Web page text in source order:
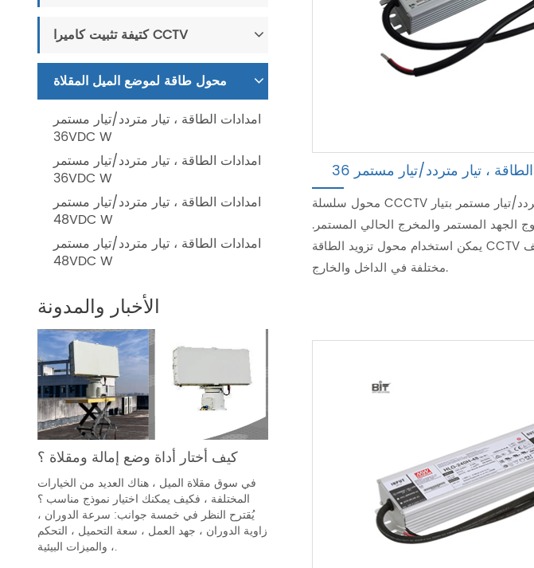
كتيفة تثبيت كاميرا CCTV
محول طاقة لموضع الميل المقلاة
امدادات الطاقة ، تيار متردد/تيار مستمر
36VDC W
امدادات الطاقة ، تيار متردد/تيار مستمر
36VDC W
امدادات الطاقة ، تيار متردد/تيار مستمر
48VDC W
امدادات الطاقة ، تيار متردد/تيار مستمر
48VDC W
الأخبار والمدونة
كيف أختار أداة وضع إمالة ومقلاة ؟
في سوق مقلاة الميل ، هناك العديد من الخيارات
المختلفة ، فكيف يمكنك اختيار نموذج مناسب ؟
يُقترح النظر في خمسة جوانب: سرعة الدوران ،
زاوية الدوران ، جهد العمل ، سعة التحميل ، التحكم
، والميزات البيئية.
محول سلسلة CCCTV هو محول تيار متردد/تيار مستمر بتيار
الجهد المستمر والمخرج الحالي المستمر.
يمكن استخدام محول تزويد الطاقة CCTV مع خيارات وظائف
مختلفة في الداخل والخارج.